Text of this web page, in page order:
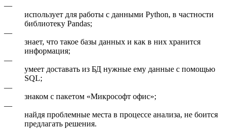
—
использует для работы с данными Python, в частности
библиотеку Pandas;
—
знает, что такое базы данных и как в них хранится
информация;
—
умеет доставать из БД нужные ему данные с помощью
SQL;
—
знаком с пакетом «Микрософт офис»;
—
найдя проблемные места в процессе анализа, не боится
предлагать решения.